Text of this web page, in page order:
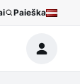
Paieška